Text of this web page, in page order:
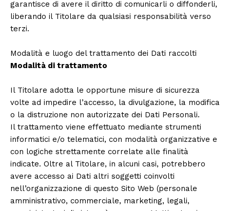
garantisce di avere il diritto di comunicarli o diffonderli,
liberando il Titolare da qualsiasi responsabilità verso
terzi.
Modalità e luogo del trattamento dei Dati raccolti
Modalità di trattamento
Il Titolare adotta le opportune misure di sicurezza
volte ad impedire l’accesso, la divulgazione, la modifica
o la distruzione non autorizzate dei Dati Personali.
Il trattamento viene effettuato mediante strumenti
informatici e/o telematici, con modalità organizzative e
con logiche strettamente correlate alle finalità
indicate. Oltre al Titolare, in alcuni casi, potrebbero
avere accesso ai Dati altri soggetti coinvolti
nell’organizzazione di questo Sito Web (personale
amministrativo, commerciale, marketing, legali,